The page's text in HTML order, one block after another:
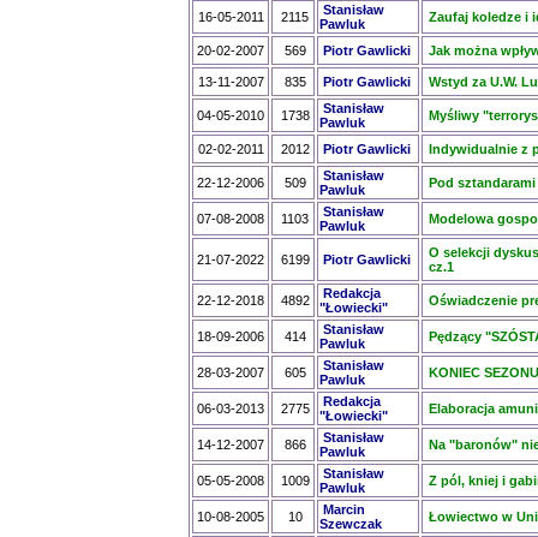
16-05-2011 2115
Stanisław
Pawluk
Zaufaj koledze i
20-02-2007 569 Piotr Gawlicki Jak można
13-11-2007 835 Piotr Gawlicki Wstyd za U.W.
04-05-2010 1738
Stanisław
Pawluk
Myśliwy
02-02-2011 2012 Piotr Gawlicki Indywidualnie z
22-12-2006 509
Stanisław
Pawluk
Pod sztandarami
07-08-2008 1103
Stanisław
Pawluk
Modelowa
21-07-2022 6199 Piotr Gawlicki
O selekcji
cz.1
22-12-2018 4892
Redakcja
"Łowiecki"
Oświadczenie
18-09-2006 414
Stanisław
Pawluk
Pędzący
28-03-2007 605
Stanisław
Pawluk
KONIEC
06-03-2013 2775
Redakcja
"Łowiecki"
Elaboracja
14-12-2007 866
Stanisław
Pawluk
Na "baronów"
05-05-2008 1009
Stanisław
Pawluk
Z pól, kniej i
10-08-2005 10
Marcin
Szewczak
Łowiectwo w